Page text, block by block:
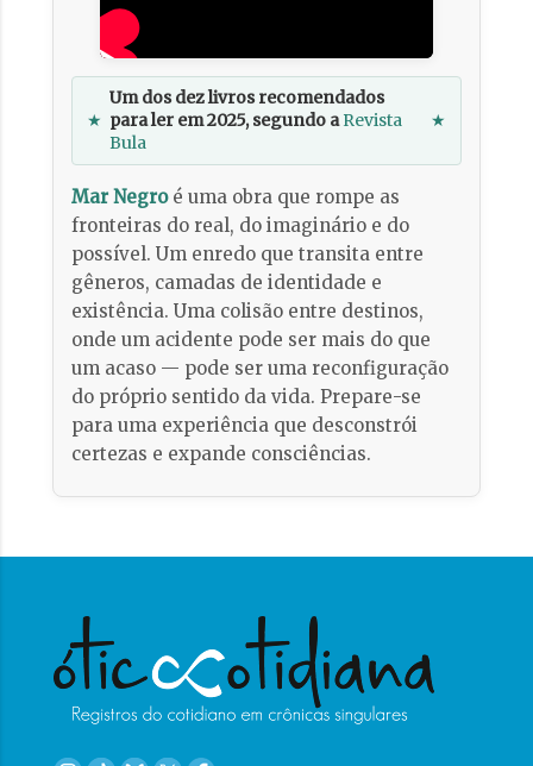
★
Um dos dez livros recomendados
para ler em 2025, segundo aRevista
Bula
★
Mar Negroé uma obra que rompe as
fronteiras do real, do imaginário e do
possível. Um enredo que transita entre
gêneros, camadas de identidade e
existência. Uma colisão entre destinos,
onde um acidente pode ser mais do que
um acaso — pode ser uma reconfiguração
do próprio sentido da vida. Prepare-se
para uma experiência que desconstrói
certezas e expande consciências.